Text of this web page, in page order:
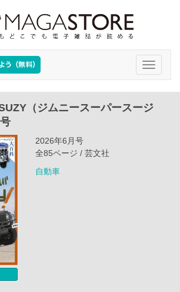
Toggle
（ジムニースーパースージ
2026年6月号
全85ページ / 芸文社
自動車